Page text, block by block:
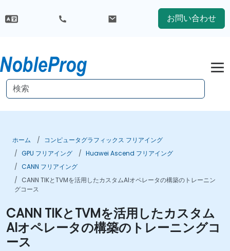
お問い合わせ
ホーム
コンピュータグラフィックス フリアイング
GPU フリアイング
Huawei Ascend フリアイング
CANN フリアイング
CANN TIKとTVMを活用したカスタムAIオペレータの構築のトレーニン
グコース
CANN TIKとTVMを活用したカスタム
AIオペレータの構築のトレーニングコ
ース